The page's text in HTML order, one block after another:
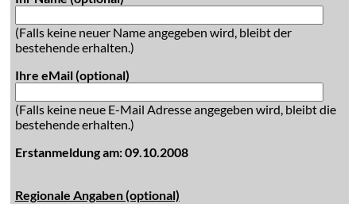
(Falls keine neuer Name angegeben wird, bleibt der
bestehende erhalten.)
Ihre eMail (optional)
(Falls keine neue E-Mail Adresse angegeben wird, bleibt die
bestehende erhalten.)
Erstanmeldung am: 09.10.2008
Regionale Angaben (optional)